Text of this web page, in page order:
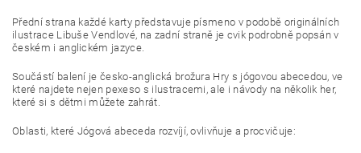
Přední strana každé karty představuje písmeno v podobě originálních
ilustrace Libuše Vendlové, na zadní straně je cvik podrobně popsán v
českém i anglickém jazyce.
Součástí balení je česko-anglická brožura Hry s jógovou abecedou, ve
které najdete nejen pexeso s ilustracemi, ale i návody na několik her,
které si s dětmi můžete zahrát.
Oblasti, které Jógová abeceda rozvíjí, ovlivňuje a procvičuje: